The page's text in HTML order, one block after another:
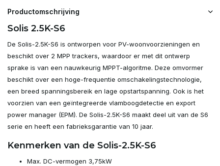
Productomschrijving
Solis 2.5K-S6
De Solis-2.5K-S6 is ontworpen voor PV-woonvoorzieningen en
beschikt over 2 MPP trackers, waardoor er met dit ontwerp
sprake is van een nauwkeurig MPPT-algoritme. Deze omvormer
beschikt over een hoge-frequentie omschakelingstechnologie,
een breed spanningsbereik en lage opstartspanning. Ook is het
voorzien van een geïntegreerde vlamboogdetectie en export
power manager (EPM). De Solis-2.5K-S6 maakt deel uit van de S6
serie en heeft een fabrieksgarantie van 10 jaar.
Kenmerken van de Solis-2.5K-S6
Max. DC-vermogen 3,75kW